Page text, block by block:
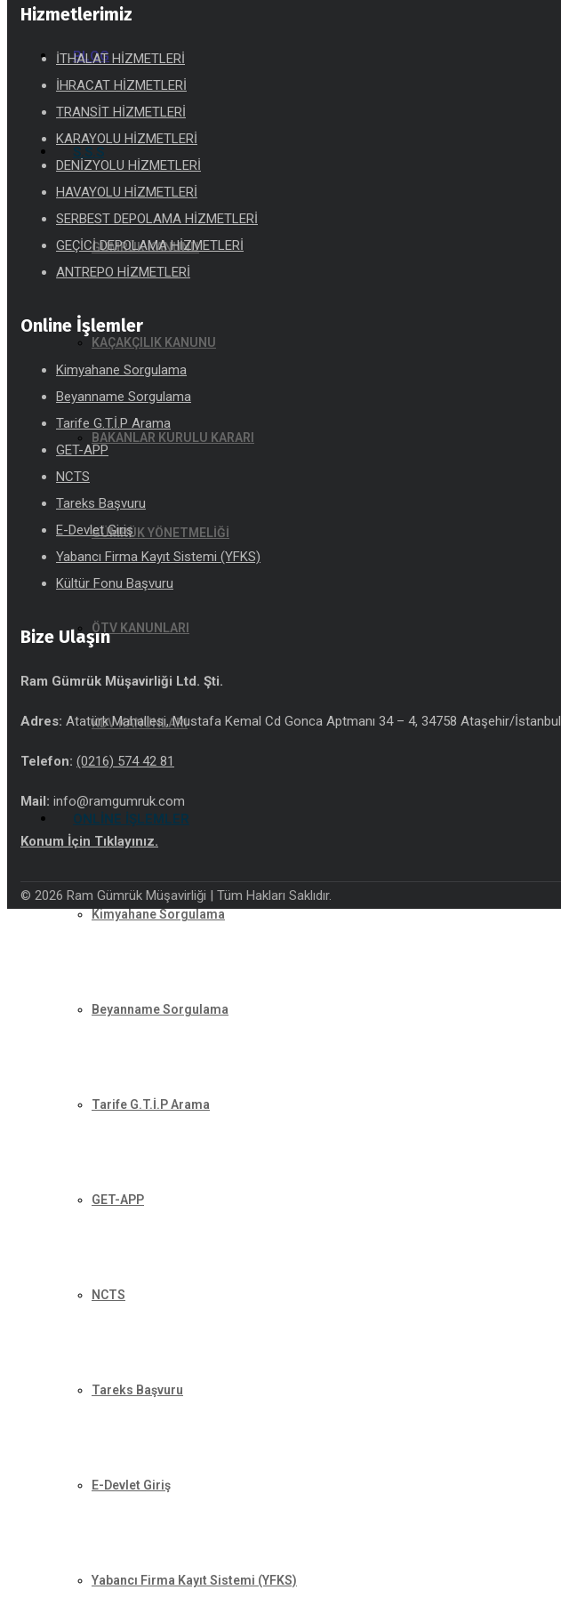
BLOG
S.S.S
GÜMRÜK KANUNU
KAÇAKÇILIK KANUNU
BAKANLAR KURULU KARARI
GÜMRÜK YÖNETMELİĞİ
ÖTV KANUNLARI
KDV KANUNLARI
ONLINE İŞLEMLER
Kimyahane Sorgulama
Beyanname Sorgulama
Tarife G.T.İ.P Arama
GET-APP
NCTS
Tareks Başvuru
E-Devlet Giriş
Yabancı Firma Kayıt Sistemi (YFKS)
Hizmetlerimiz
İTHALAT HİZMETLERİ
İHRACAT HİZMETLERİ
TRANSİT HİZMETLERİ
KARAYOLU HİZMETLERİ
DENİZYOLU HİZMETLERİ
HAVAYOLU HİZMETLERİ
SERBEST DEPOLAMA HİZMETLERİ
GEÇİCİ DEPOLAMA HİZMETLERİ
ANTREPO HİZMETLERİ
Online İşlemler
Kimyahane Sorgulama
Beyanname Sorgulama
Tarife G.T.İ.P Arama
GET-APP
NCTS
Tareks Başvuru
E-Devlet Giriş
Yabancı Firma Kayıt Sistemi (YFKS)
Kültür Fonu Başvuru
Bize Ulaşın
Ram Gümrük Müşavirliği Ltd. Şti.
Adres: Atatürk Mahallesi, Mustafa Kemal Cd Gonca Aptmanı 34 – 4, 34758 Ataşehir/İstanbul
Telefon: (0216) 574 42 81
Mail: info@ramgumruk.com
Konum İçin Tıklayınız.
© 2026 Ram Gümrük Müşavirliği | Tüm Hakları Saklıdır.